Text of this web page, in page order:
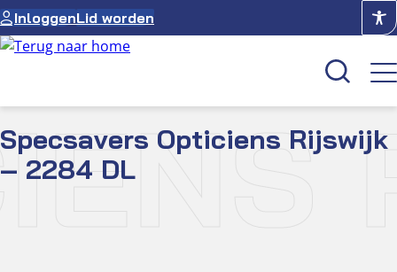
Ga
naar
de
InloggenLid worden
Kenniscentrum
Specsavers Opticiens Rijswijk
– 2284 DL